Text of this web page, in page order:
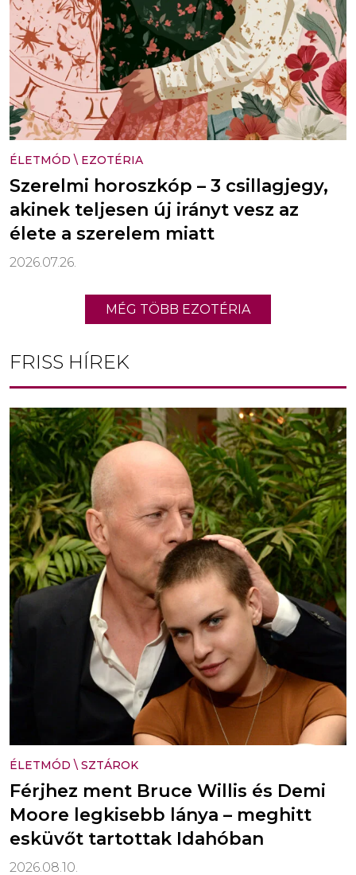
ÉLETMÓD \ EZOTÉRIA
Szerelmi horoszkóp – 3 csillagjegy,
akinek teljesen új irányt vesz az
élete a szerelem miatt
2026.07.26.
MÉG TÖBB EZOTÉRIA
FRISS HÍREK
ÉLETMÓD \ SZTÁROK
Férjhez ment Bruce Willis és Demi
Moore legkisebb lánya – meghitt
esküvőt tartottak Idahóban
2026.08.10.